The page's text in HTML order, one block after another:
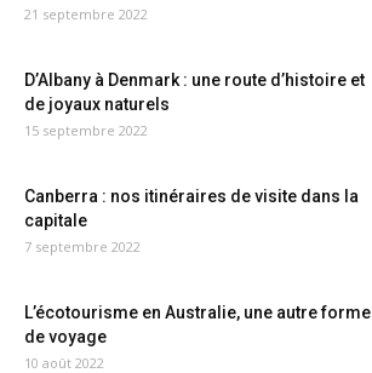
21 septembre 2022
D’Albany à Denmark : une route d’histoire et
de joyaux naturels
15 septembre 2022
Canberra : nos itinéraires de visite dans la
capitale
7 septembre 2022
L’écotourisme en Australie, une autre forme
de voyage
10 août 2022